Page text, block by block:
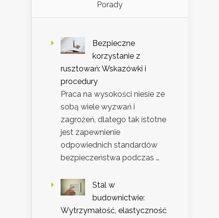
Porady
Bezpieczne
korzystanie z
rusztowań: Wskazówki i
procedury
Praca na wysokości niesie ze
sobą wiele wyzwań i
zagrożeń, dlatego tak istotne
jest zapewnienie
odpowiednich standardów
bezpieczeństwa podczas …
Stal w
budownictwie:
Wytrzymałość, elastyczność